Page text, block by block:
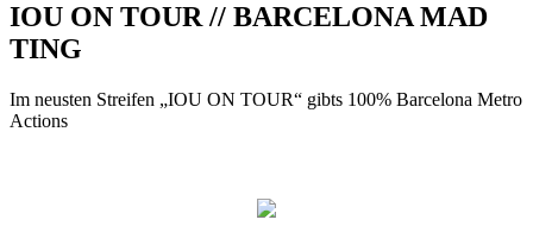
IOU ON TOUR // BARCELONA MAD
TING
Im neusten Streifen „IOU ON TOUR“ gibts 100% Barcelona Metro
Actions